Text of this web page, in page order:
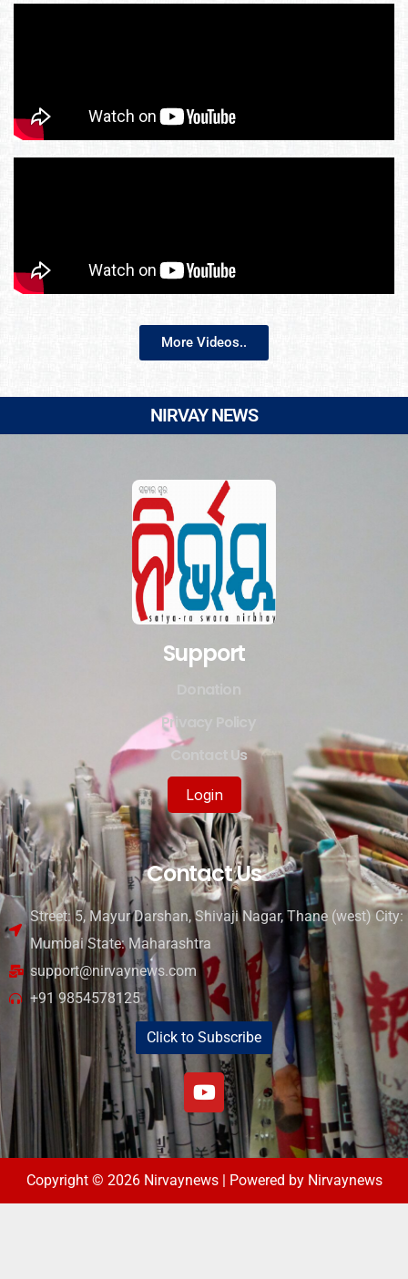
More Videos..
NIRVAY NEWS
Support
Privacy Policy
Contact Us
Login
Contact Us
Street: 5, Mayur Darshan, Shivaji Nagar, Thane (west) City:
Mumbai State: Maharashtra
support@nirvaynews.com
+91 9854578125
Click to Subscribe
Copyright © 2026 Nirvaynews | Powered by Nirvaynews